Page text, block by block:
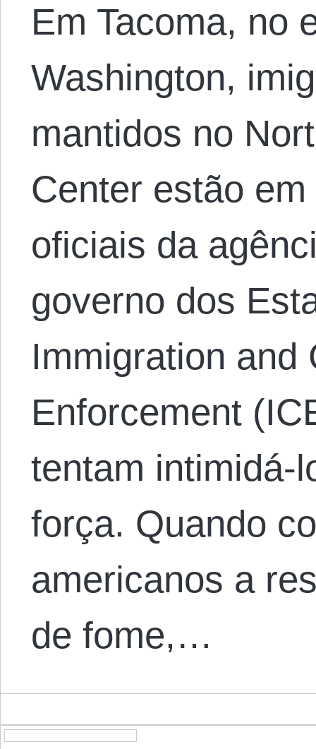
Em Tacoma, no
Washington,
mantidos no
Center estão
oficiais da
governo dos
Immigration and
Enforcement
tentam intimidá-
força. Quando
americanos a
de fome,…